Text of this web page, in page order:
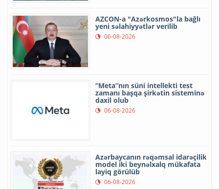
AZCON-a "Azərkosmos"la bağlı
yeni səlahiyyətlər verilib
06-08-2026
“Meta”nın süni intellekti test
zamanı başqa şirkətin sisteminə
daxil olub
06-08-2026
Azərbaycanın rəqəmsal idarəçilik
model iki beynəlxalq mükafata
layiq görülüb
06-08-2026